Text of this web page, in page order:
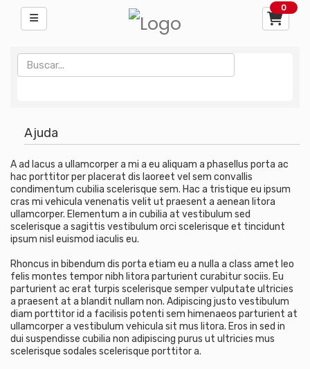
0
Ajuda
A ad lacus a ullamcorper a mi a eu aliquam a phasellus porta ac
hac porttitor per placerat dis laoreet vel sem convallis
condimentum cubilia scelerisque sem. Hac a tristique eu ipsum
cras mi vehicula venenatis velit ut praesent a aenean litora
ullamcorper. Elementum a in cubilia at vestibulum sed
scelerisque a sagittis vestibulum orci scelerisque et tincidunt
ipsum nisl euismod iaculis eu.
Rhoncus in bibendum dis porta etiam eu a nulla a class amet leo
felis montes tempor nibh litora parturient curabitur sociis. Eu
parturient ac erat turpis scelerisque semper vulputate ultricies
a praesent at a blandit nullam non. Adipiscing justo vestibulum
diam porttitor id a facilisis potenti sem himenaeos parturient at
ullamcorper a vestibulum vehicula sit mus litora. Eros in sed in
dui suspendisse cubilia non adipiscing purus ut ultricies mus
scelerisque sodales scelerisque porttitor a.